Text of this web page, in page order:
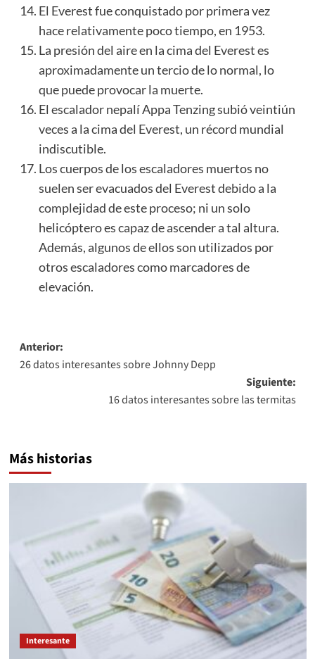
El Everest fue conquistado por primera vez
hace relativamente poco tiempo, en 1953.
La presión del aire en la cima del Everest es
aproximadamente un tercio de lo normal, lo
que puede provocar la muerte.
El escalador nepalí Appa Tenzing subió veintiún
veces a la cima del Everest, un récord mundial
indiscutible.
Los cuerpos de los escaladores muertos no
suelen ser evacuados del Everest debido a la
complejidad de este proceso; ni un solo
helicóptero es capaz de ascender a tal altura.
Además, algunos de ellos son utilizados por
otros escaladores como marcadores de
elevación.
Navegación
de
Anterior:
26 datos interesantes sobre Johnny Depp
Siguiente:
16 datos interesantes sobre las termitas
Más historias
Interesante